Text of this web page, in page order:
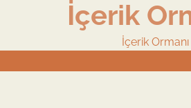
İçerik
İçerik Ormanı